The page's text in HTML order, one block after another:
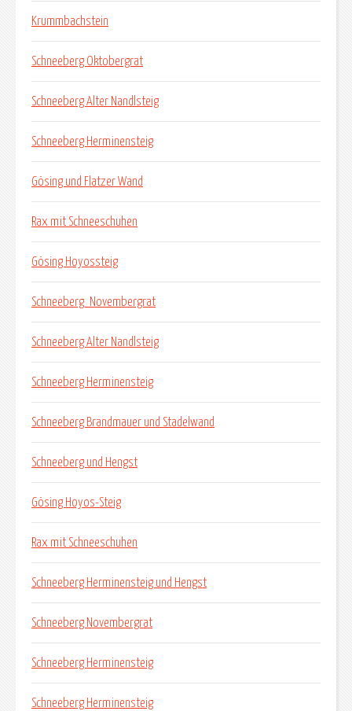
Krummbachstein
Schneeberg Oktobergrat
Schneeberg Alter Nandlsteig
Schneeberg Herminensteig
Gösing und Flatzer Wand
Rax mit Schneeschuhen
Gösing Hoyossteig
Schneeberg_Novembergrat
Schneeberg Alter Nandlsteig
Schneeberg Herminensteig
Schneeberg Brandmauer und Stadelwand
Schneeberg und Hengst
Gösing Hoyos-Steig
Rax mit Schneeschuhen
Schneeberg Herminensteig und Hengst
Schneeberg Novembergrat
Schneeberg Herminensteig
Schneeberg Herminensteig